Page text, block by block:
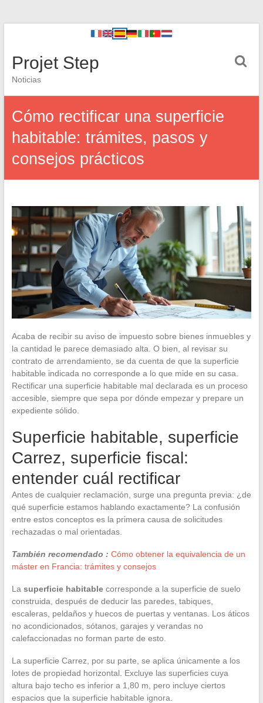
Projet Step
Noticias
Cómo rectificar una superficie
habitable: trámites, pasos y
consejos prácticos
Acaba de recibir su aviso de impuesto sobre bienes inmuebles y
la cantidad le parece demasiado alta. O bien, al revisar su
contrato de arrendamiento, se da cuenta de que la superficie
habitable indicada no corresponde a lo que mide en su casa.
Rectificar una superficie habitable mal declarada es un proceso
accesible, siempre que sepa por dónde empezar y prepare un
expediente sólido.
Superficie habitable, superficie
Carrez, superficie fiscal:
entender cuál rectificar
Antes de cualquier reclamación, surge una pregunta previa: ¿de
qué superficie estamos hablando exactamente? La confusión
entre estos conceptos es la primera causa de solicitudes
rechazadas o mal orientadas.
También recomendado : Cómo obtener la equivalencia de un
máster en Francia: trámites y consejos
La superficie habitablecorresponde a la superficie de suelo
construida, después de deducir las paredes, tabiques,
escaleras, peldaños y huecos de puertas y ventanas. Los áticos
no acondicionados, sótanos, garajes y verandas no
calefaccionadas no forman parte de esto.
La superficie Carrez, por su parte, se aplica únicamente a los
lotes de propiedad horizontal. Excluye las superficies cuya
altura bajo techo es inferior a 1,80 m, pero incluye ciertos
espacios que la superficie habitable ignora.